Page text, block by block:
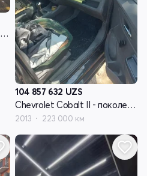
Chevrolet Cobalt II - поколение
104 857 632 UZS
Chevrolet Cobalt II - поколение
2013 223 000 км